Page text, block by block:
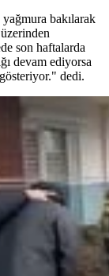
yağmura bakılarak
son haftalarda
devam ediyorsa
dedi.